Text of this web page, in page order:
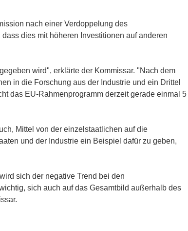
nach einer Verdoppelung des
dies mit höheren Investitionen auf anderen
wird", erklärte der Kommissar. "Nach dem
in die Forschung aus der Industrie und ein Drittel
das EU-Rahmenprogramm derzeit gerade einmal 5
Mittel von der einzelstaatlichen auf die
und der Industrie ein Beispiel dafür zu geben,
sich der negative Trend bei den
sich auch auf das Gesamtbild außerhalb des